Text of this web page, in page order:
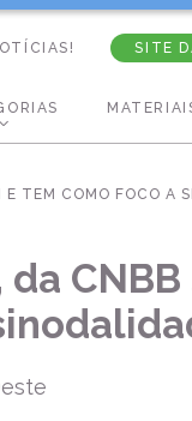
SITE
TEM COMO FOCO A
CNBB